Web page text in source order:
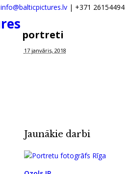
info@balticpictures.lv| +371 26154494
portreti
17 janvāris, 2018
Jaunākie darbi